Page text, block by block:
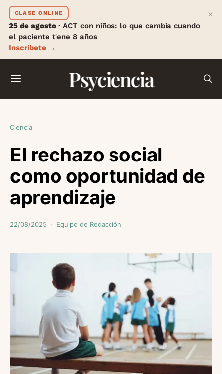
CLASE ONLINE
25 de agosto · ACT con niños: lo que cambia cuando
el paciente tiene 8 años
Inscríbete →
×
Psyciencia
Ciencia
El rechazo social
como oportunidad de
aprendizaje
22/08/2025 Equipo de Redacción